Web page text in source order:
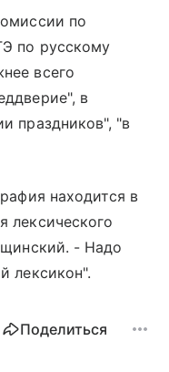
по
по русскому
всего
в
праздников", "в
находится в
лексического
- Надо
лексикон".
Поделиться